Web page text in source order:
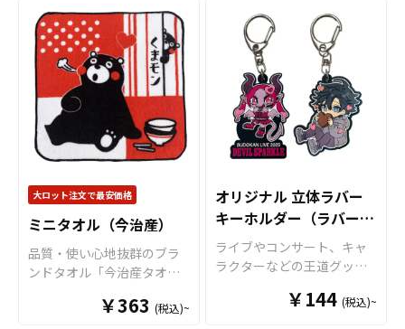
幅広い用途に対応可能なお
すすめ商品です。
シーンで活躍するアイテム
です。 販売に必要な資材も
取り揃えておりますので、
お客様にはデザインを入稿
していただくだけでオリジ
ナル商品として販売してい
ただくことができます。国
内生産で小ロットからの制
作も承っておりますので、
個人のお客様から企業・業
者のかた問わずお気軽にご
相談ください。
トやキャラクターのライブ
やイベントのチケット当選
を願う「良席祈願」、スポ
ーツ選手やチームの勝利を
願う「必勝祈願」など、
様々なシーンで活躍するア
イテムです。 販売に必要な
資材も取り揃えております
ので、お客様にはデザイン
オリジナル商品として販売
していただくことができま
す。国内生産で小ロットか
らの制作も承っております
ので、個人のお客様から企
業・業者のかた問わずお気
デザインをプリントでき、
鮮やかで鮮明な仕上がりが
魅力です。デザインがない
部分はコインケース本体の
色がそのまま活かされ、カ
スタマイズの幅が広がりま
す。このコインケースは
1951年に「世界で一番早く
コインを取り出せる！」を
キャッチフレーズに誕生
し、片手で握るだけで小銭
が簡単に取り出せる便利さ
と、コンパクトな形状で今
もなお世界中で愛されてい
ます。持ち運びに便利なボ
ールチェーン付きで、キー
ホルダーとしても活用可能
透明度が高く美しい高品質
アクリル素材にオリジナル
のデザインをプリントし、
アクリルダイカットにてデ
ザインに合わせた形状に切
り出してアクキーを制作い
たします。 便利なナスカン
付きなので、キーホルダー
キーライトやペットのお散
歩ライトなど日常的にお使
いいただけるような商品で
す。 アクリル素材は水に強
く耐久性も高いため美しい
大ロット注文で最安価格
ミニタオル（今治産）
品質・使い心地抜群のブラ
ンドタオル「今治産タオ
ズでリーズナブルな価格で
￥363 (税込)~
オリジナル 立体ラバー
キーホルダー（ラバース
トラップ）
ライブやコンサート、キャ
ラクターなどの王道グッズ
ホルダー」をお客様のオリ
￥144 (税込)~